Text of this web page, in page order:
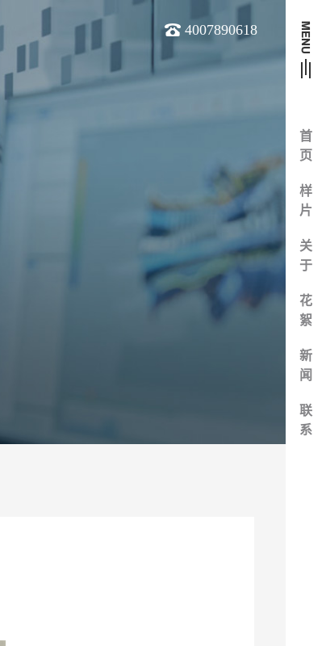
首
页
样
片
关
于
花
絮
新
闻
联
系
4007890618